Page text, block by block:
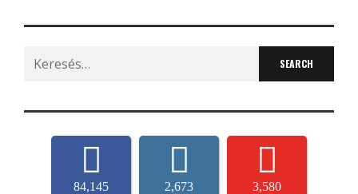
Search
for:
84,145 2,673 3,580